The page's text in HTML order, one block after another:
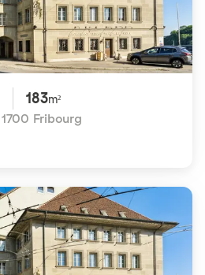
183m²
1700 Fribourg